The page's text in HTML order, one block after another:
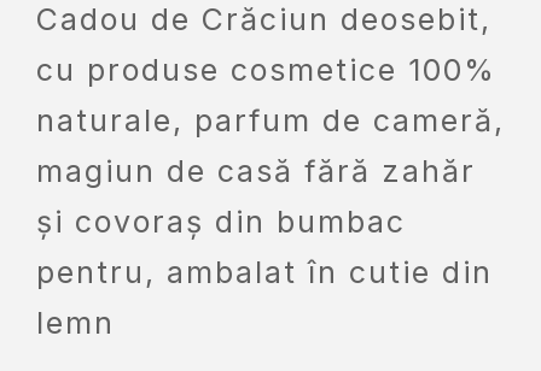
Cadou de Crăciun deosebit,
cu produse cosmetice 100%
naturale, parfum de cameră,
magiun de casă fără zahăr
și covoraș din bumbac
pentru, ambalat în cutie din
lemn